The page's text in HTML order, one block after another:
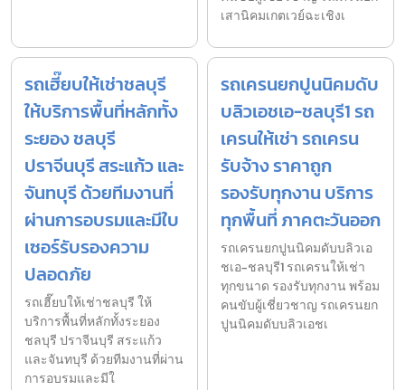
เสานิคมเกตเวย์ฉะเชิงเ
รถเฮี๊ยบให้เช่าชลบุรี
ให้บริการพื้นที่หลักทั้ง
ระยอง ชลบุรี
ปราจีนบุรี สระแก้ว และ
จันทบุรี ด้วยทีมงานที่
ผ่านการอบรมและมีใบ
เซอร์รับรองความ
ปลอดภัย
รถเฮี๊ยบให้เช่าชลบุรี ให้
บริการพื้นที่หลักทั้งระยอง
ชลบุรี ปราจีนบุรี สระแก้ว
และจันทบุรี ด้วยทีมงานที่ผ่าน
การอบรมและมีใ
รถเครนยกปูนนิคมดับ
บลิวเอชเอ-ชลบุรี1 รถ
เครนให้เช่า รถเครน
รับจ้าง ราคาถูก
รองรับทุกงาน บริการ
ทุกพื้นที่ ภาคตะวันออก
รถเครนยกปูนนิคมดับบลิวเอ
ชเอ-ชลบุรี1 รถเครนให้เช่า
ทุกขนาด รองรับทุกงาน พร้อม
คนขับผู้เชี่ยวชาญ รถเครนยก
ปูนนิคมดับบลิวเอชเ